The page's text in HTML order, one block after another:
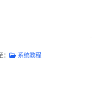
系统教程